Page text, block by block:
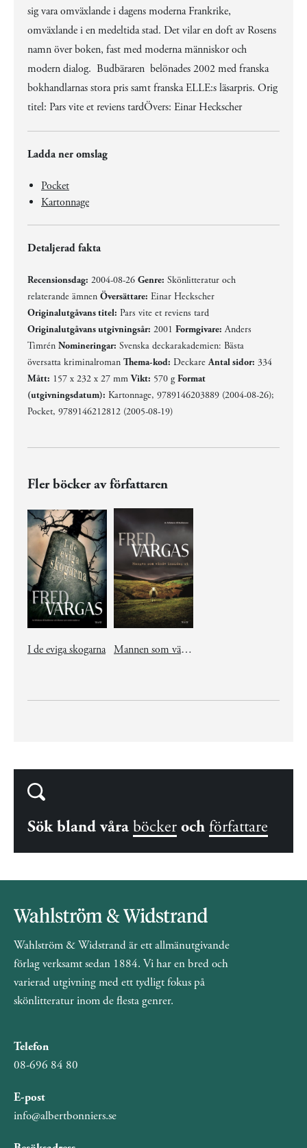
sig vara omväxlande i dagens moderna Frankrike,
omväxlande i en medeltida stad. Det vilar en doft av Rosens
namn över boken, fast med moderna människor och
modern dialog. Budbäraren belönades 2002 med franska
bokhandlarnas stora pris samt franska ELLE:s läsarpris. Orig
titel: Pars vite et reviens tardÖvers: Einar Heckscher
Ladda ner omslag
Pocket
Kartonnage
Detaljerad fakta
Recensionsdag: 2004-08-26 Genre: Skönlitteratur och
relaterande ämnen Översättare: Einar Heckscher
Originalutgåvans titel: Pars vite et reviens tard
Originalutgåvans utgivningsår: 2001 Formgivare: Anders
Timrén Nomineringar: Svenska deckarakademien: Bästa
översatta kriminalroman Thema-kod: DeckareAntal sidor: 334
Mått: 157 x 232 x 27 mmVikt: 570 gFormat
(utgivningsdatum): Kartonnage, 9789146203889 (2004-08-26);
Pocket, 9789146212812 (2005-08-19)
Fler böcker av författaren
I de eviga skogarna Mannen som vände insidan ut
Sök bland våra böcker och författare
Wahlström & Widstrand är ett allmänutgivande
förlag verksamt sedan 1884. Vi har en bred och
varierad utgivning med ett tydligt fokus på
skönlitteratur inom de flesta genrer.
Telefon
08-696 84 80
E-post
info@albertbonniers.se